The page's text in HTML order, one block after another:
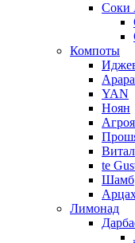
Соки
Компоты
YAN
Ноян
Витал
te
Шамб
Лимонад